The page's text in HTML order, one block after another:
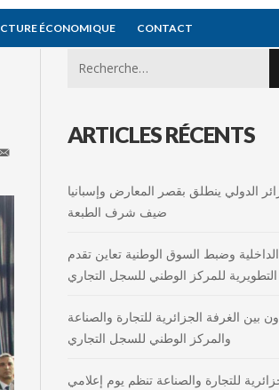
ÉCONOMIQUE CONTACT
Search
ARTICLES RÉCENTS
الدولي ينطلق بقصر المعارض وإسبانيا
ضيف شرف الطبعة
الداخلية وضبط السوق الوطنية تعاين تقدم
التطويرية للمركز الوطني للسجل التجاري
بين الغرفة الجزائرية للتجارة والصناعة
والمركز الوطني للسجل التجاري
للتجارة والصناعة تنظم يوم إعلامي